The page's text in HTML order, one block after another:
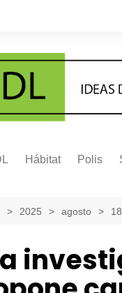
Hábitat Polis
2025 agosto 18